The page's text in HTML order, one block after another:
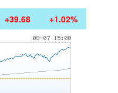
+39.68 +1.02%